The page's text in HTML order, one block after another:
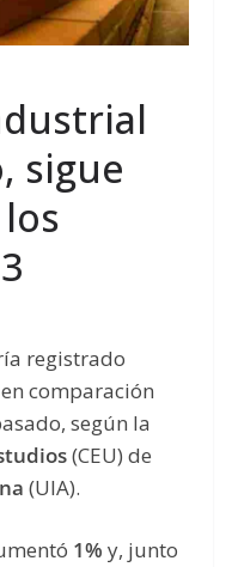
sigue
registrado
en comparación
según la
(CEU) de
(UIA).
1% y, junto